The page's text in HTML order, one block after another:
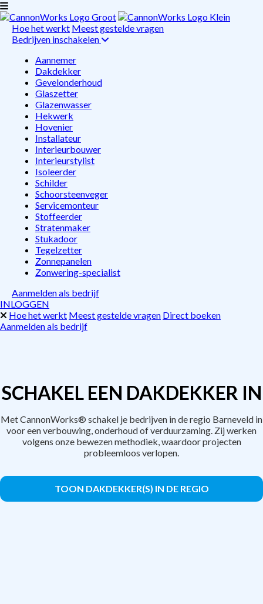
Hoe het werkt Meest gestelde vragen
Bedrijven inschakelen
Aannemer
Dakdekker
Gevelonderhoud
Glaszetter
Glazenwasser
Hekwerk
Hovenier
Installateur
Interieurbouwer
Interieurstylist
Isoleerder
Schilder
Schoorsteenveger
Servicemonteur
Stoffeerder
Stratenmaker
Stukadoor
Tegelzetter
Zonnepanelen
Zonwering-specialist
Aanmelden als bedrijf
INLOGGEN
Hoe het werkt Meest gestelde vragen Direct boeken
Aanmelden als bedrijf
SCHAKEL EEN DAKDEKKER IN
Met CannonWorks® schakel je bedrijven in de regio Barneveld in
voor een verbouwing, onderhoud of verduurzaming. Zij werken
volgens onze bewezen methodiek, waardoor projecten
probleemloos verlopen.
TOON DAKDEKKER(S) IN DE REGIO